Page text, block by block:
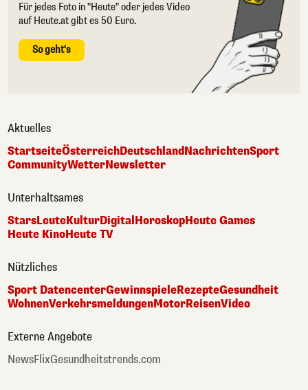
Für jedes Foto in "Heute" oder jedes Video
auf Heute.at gibt es 50 Euro.
So geht's
Aktuelles
StartseiteÖsterreichDeutschlandNachrichtenSport
CommunityWetterNewsletter
Unterhaltsames
StarsLeuteKulturDigital HoroskopHeute Games
Heute KinoHeute TV
Nützliches
Sport DatencenterGewinnspieleRezepteGesundheit
WohnenVerkehrsmeldungenMotorReisenVideo
Externe Angebote
NewsFlixGesundheitstrends.com